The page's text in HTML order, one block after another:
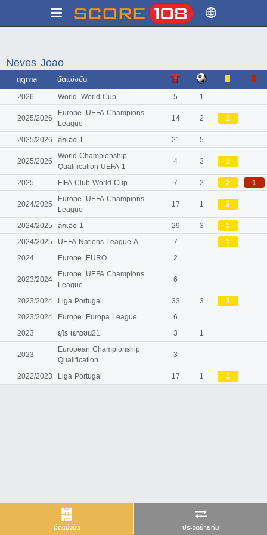
Neves Joao
นัดแข่งขัน ประวัติย้ายทีม
ฤดูกาล
นัดแข่งขัน
2026
World ,World Cup 5
1
2025/2026
Europe ,UEFA Champions
League
14 2
1
2025/2026 ลีกเอิง 1 21
5
2025/2026 World Championship
Qualification UEFA 1
4 3
1
2025
FIFA Club World Cup 7 2 2
1
2024/2025
Europe ,UEFA Champions
League
17 1
2
2024/2025 ลีกเอิง 1 29 3
1
2024/2025
UEFA Nations League A 7
1
2024
Europe ,EURO
2
2023/2024 Europe ,UEFA Champions
League
6
2023/2024 Liga Portugal 33 3
3
2023/2024 Europe ,Europa League
6
2023
ยูโร เยาวชน21 3
1
2023
European Championship
Qualification
3
2022/2023
Liga Portugal 17 1 1